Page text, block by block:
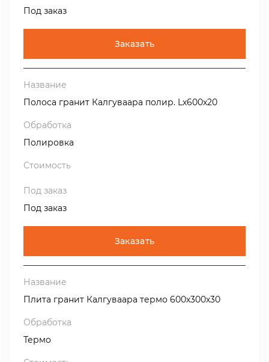
Под заказ
Заказать
Полоса гранит Калгуваара полир. Lх600х20
Полировка
Под заказ
Заказать
Плита гранит Калгуваара термо 600х300х30
Термо